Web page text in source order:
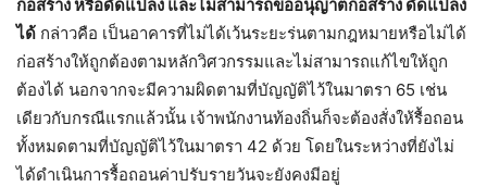
ก่อสร้าง หรือดัดแปลง และไม่สามารถขออนุญาตก่อสร้าง ดัดแปลง
ได้ กล่าวคือ เป็นอาคารที่ไม่ได้เว้นระยะร่นตามกฎหมายหรือไม่ได้
ก่อสร้างให้ถูกต้องตามหลักวิศวกรรมและไม่สามารถแก้ไขให้ถูก
ต้องได้ นอกจากจะมีความผิดตามที่บัญญัติไว้ในมาตรา 65 เช่น
เดียวกับกรณีแรกแล้วนั้น เจ้าพนักงานท้องถิ่นก็จะต้องสั่งให้รื้อถอน
ทั้งหมดตามที่บัญญัติไว้ในมาตรา 42 ด้วย โดยในระหว่างที่ยังไม่
ได้ดำเนินการรื้อถอนค่าปรับรายวันจะยังคงมีอยู่